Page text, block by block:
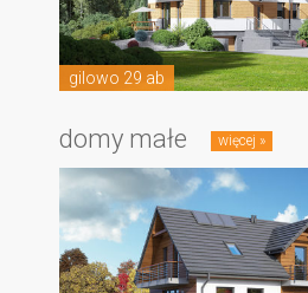
gilowo 29 ab
domy małe